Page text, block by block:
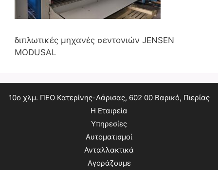
διπλωτικές μηχανές σεντονιών JENSEN
MODUSAL
10ο χλμ. ΠΕΟ Κατερίνης-Λάρισας, 602 00 Βαρικό, Πιερίας
Η Εταιρεία
Υπηρεσίες
Αυτοματισμοί
Ανταλλακτικά
Αγοράζουμε